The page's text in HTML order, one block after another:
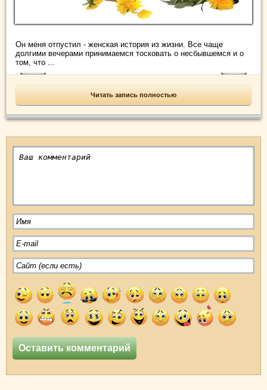
Он меня отпустил - женская история из жизни. Все чаще
долгими вечерами принимаемся тосковать о несбывшемся и о
том, что ...
Читать запись полностью